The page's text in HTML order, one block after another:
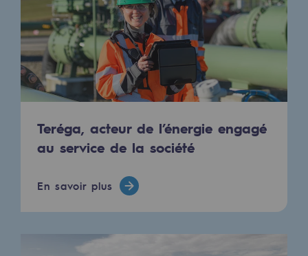
Hydrogène : Enjeux et opportunités
Production d'hydrogène
Transport d'hydrogène
Stockage d'hydrogène
Projet HySoW
Projet H2med
Appel à Manifestation d'Intérêt H2 et
Cartographie du réseau
Stratégie & Innovation
Teréga, acteur de l’énergie engagé
au service de la société
En savoir plus